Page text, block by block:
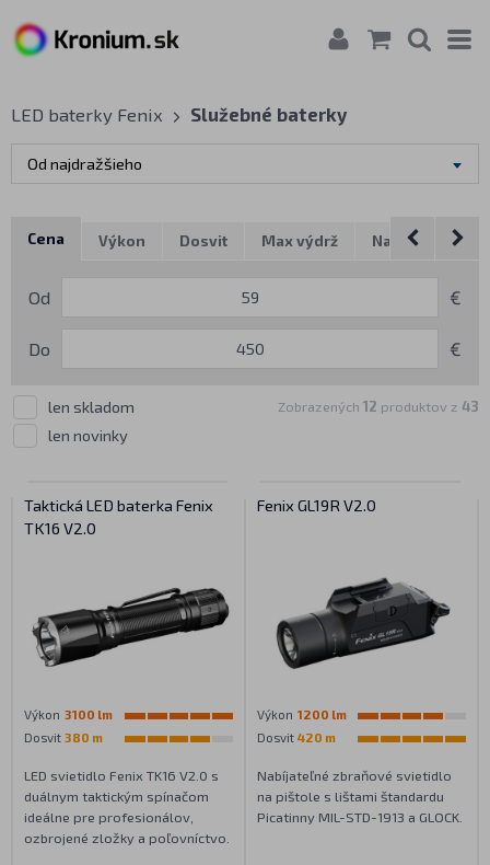
LED baterky Fenix Služebné baterky
Od najdražšieho
Cena Výkon Dosvit Max výdrž Napájanie
Od €
Do €
Zobrazených 12 produktov z 43
len skladom
len novinky
Taktická LED baterka Fenix
TK16 V2.0
Výkon 3100 lm
Dosvit 380 m
LED svietidlo Fenix TK16 V2.0 s
duálnym taktickým spínačom
ideálne pre profesionálov,
ozbrojené zložky a poľovníctvo.
Fenix GL19R V2.0
Výkon 1200 lm
Dosvit 420 m
Nabíjateľné zbraňové svietidlo
na pištole s lištami štandardu
Picatinny MIL-STD-1913 a GLOCK.